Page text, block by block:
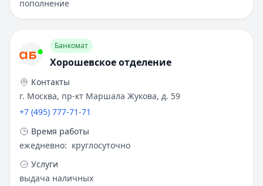
пополнение
Банкомат
Хорошевское отделение
Контакты
г. Москва, пр-кт Маршала Жукова, д. 59
+7 (495) 777-71-71
Время работы
ежедневно: круглосуточно
Услуги
выдача наличных